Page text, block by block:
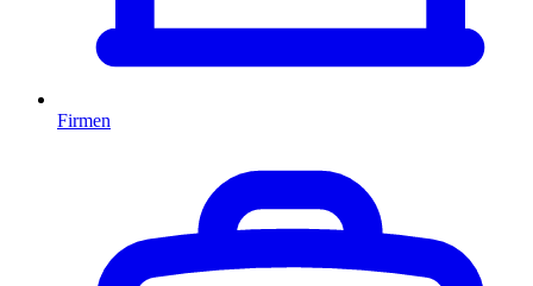
Firmen